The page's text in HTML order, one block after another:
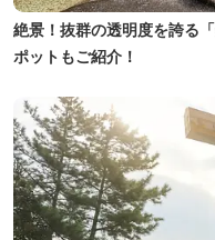
絶景！抜群の透明度を誇る
ポットもご紹介！